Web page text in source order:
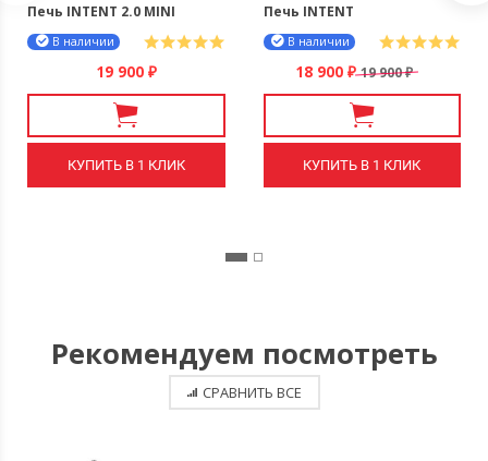
Печь INTENT 2.0 MINI
В наличии
19 900 ₽
КУПИТЬ В 1 КЛИК
Печь INTENT
В наличии
18 900 ₽ 19 900₽
КУПИТЬ В 1 КЛИК
Рекомендуем посмотреть
СРАВНИТЬ ВСЕ